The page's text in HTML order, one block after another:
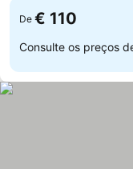
De € 110
Consulte os preços